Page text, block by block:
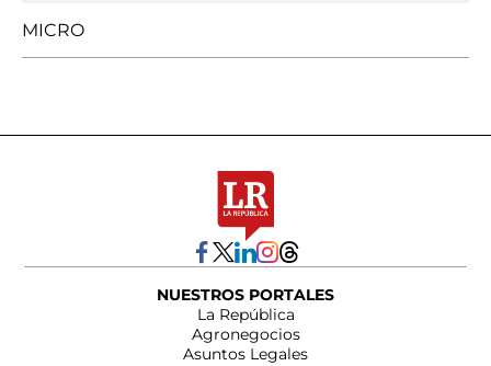
MICRO
NUESTROS PORTALES
La República
Agronegocios
Asuntos Legales